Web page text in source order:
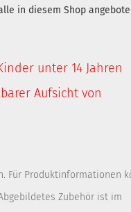
in diesem Shop
unter 14 Jahren
Aufsicht von
Für Produktinformationen
Zubehör ist im